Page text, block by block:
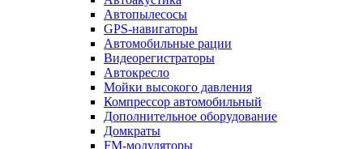
Автопылесосы
GPS-навигаторы
Автомобильные рации
Видеорегистраторы
Автокресло
Мойки высокого давления
Компрессор автомобильный
Дополнительное оборудование
Домкраты
FM-модуляторы